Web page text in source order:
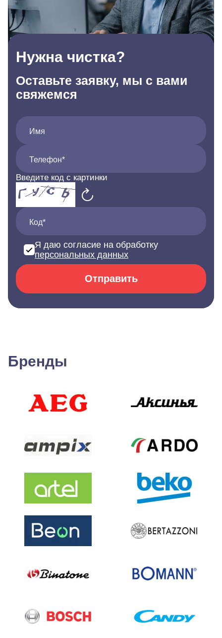
Нужна чистка?
Оставьте заявку, мы с вами
свяжемся
Имя
Телефон*
Введите код с картинки
Код*
Я даю согласие на обработку
персональных данных
Отправить
Бренды